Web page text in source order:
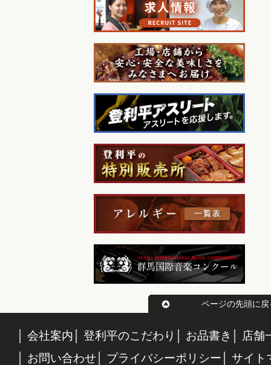
ページの先頭に戻
会社案内 登利平のこだわり お品書き
店舗
お問い合わせ
プライバシーポリシー サイト